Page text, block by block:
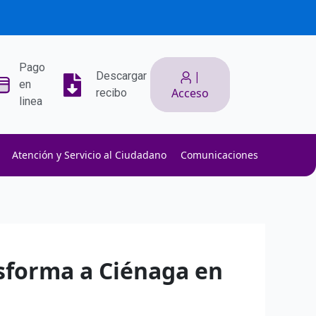
Pago
en
linea
Descargar
recibo
|
Acceso
Atención y Servicio al Ciudadano Comunicaciones
a Ciénaga en